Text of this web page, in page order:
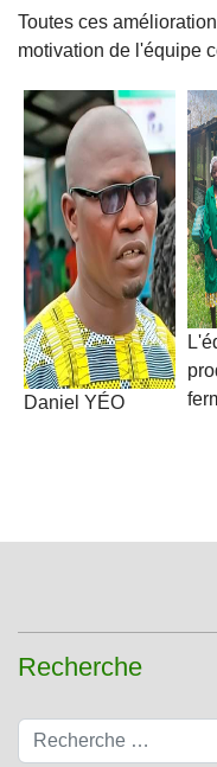
Toutes ces
motivation de l'équipe
Daniel YÉO
Recherche
Rechercher